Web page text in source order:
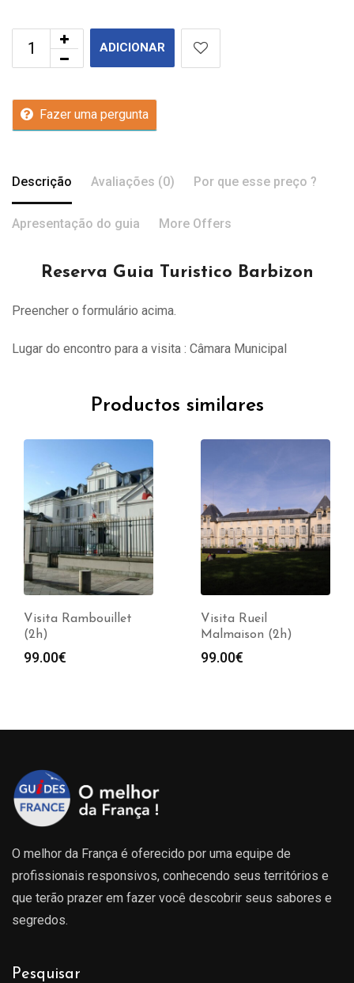
ADICIONAR
Fazer uma pergunta
Descrição Avaliações (0) Por que esse preço ?
Apresentação do guia More Offers
Reserva Guia Turistico Barbizon
Preencher o formulário acima.
Lugar do encontro para a visita : Câmara Municipal
Productos similares
Visita Rambouillet
(2h)
99.00€
Visita Rueil
Malmaison (2h)
99.00€
O melhor da França é oferecido por uma equipe de
profissionais responsivos, conhecendo seus territórios e
que terão prazer em fazer você descobrir seus sabores e
segredos.
Pesquisar